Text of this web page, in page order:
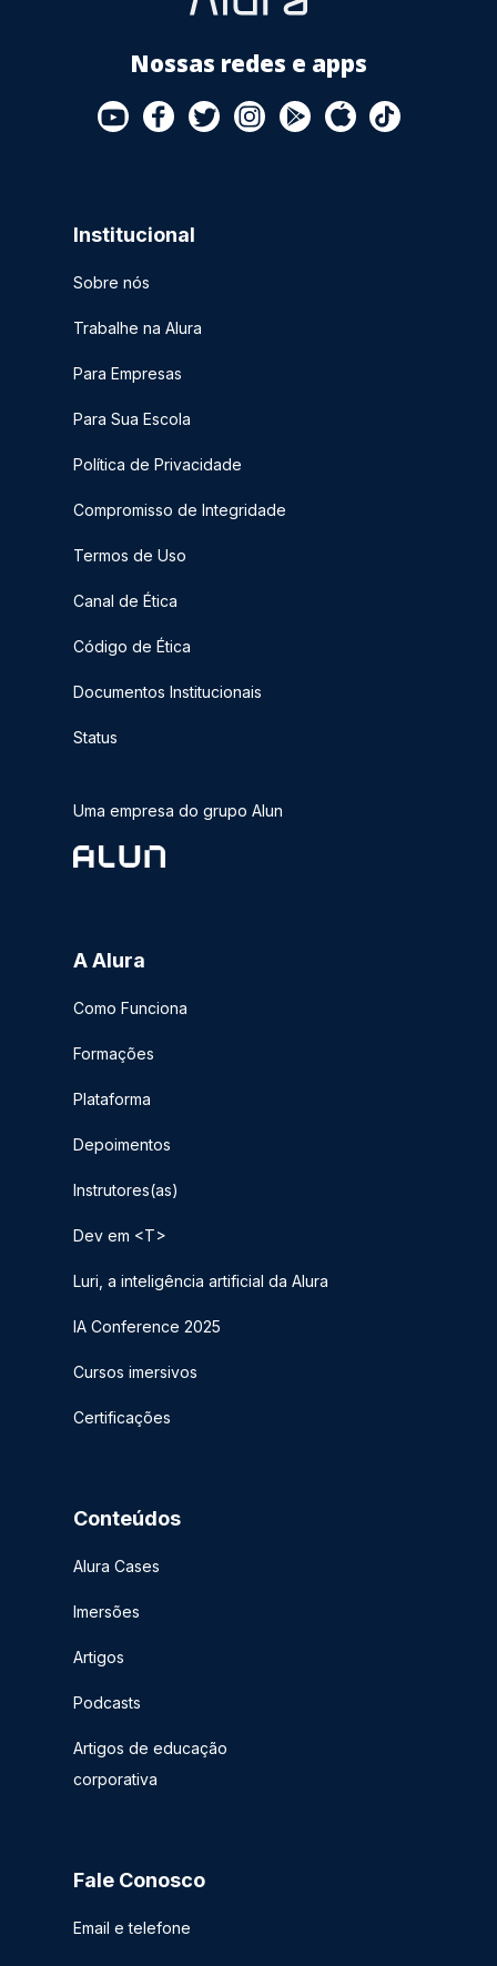
Nossas redes e apps
Institucional
Sobre nós
Trabalhe na Alura
Para Empresas
Para Sua Escola
Política de Privacidade
Compromisso de Integridade
Termos de Uso
Canal de Ética
Código de Ética
Documentos Institucionais
Status
Uma empresa do grupo Alun
A Alura
Como Funciona
Formações
Plataforma
Depoimentos
Instrutores(as)
Dev em <T>
Luri, a inteligência artificial da Alura
IA Conference 2025
Cursos imersivos
Certificações
Conteúdos
Alura Cases
Imersões
Artigos
Podcasts
Artigos de educação
corporativa
Fale Conosco
Email e telefone